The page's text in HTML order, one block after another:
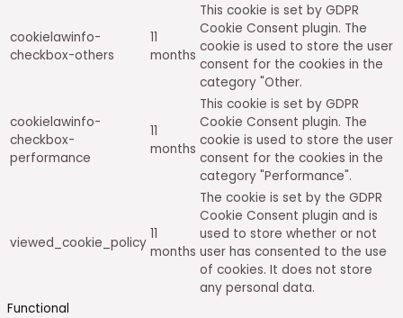
cookielawinfo-
checkbox-others
11
months
This cookie is set by GDPR
Cookie Consent plugin. The
cookie is used to store the user
consent for the cookies in the
category "Other.
cookielawinfo-
checkbox-
performance
11
months
This cookie is set by GDPR
Cookie Consent plugin. The
cookie is used to store the user
consent for the cookies in the
category "Performance".
viewed_cookie_policy
11
months
The cookie is set by the GDPR
Cookie Consent plugin and is
used to store whether or not
user has consented to the use
of cookies. It does not store
any personal data.
Functional